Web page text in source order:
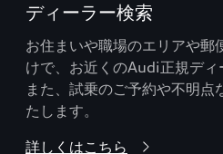
ディーラー検索
お住まいや職場のエリアや郵
けで、お近くのAudi正規ディ
また、試乗のご予約や不明点
たします。
詳しくはこちら